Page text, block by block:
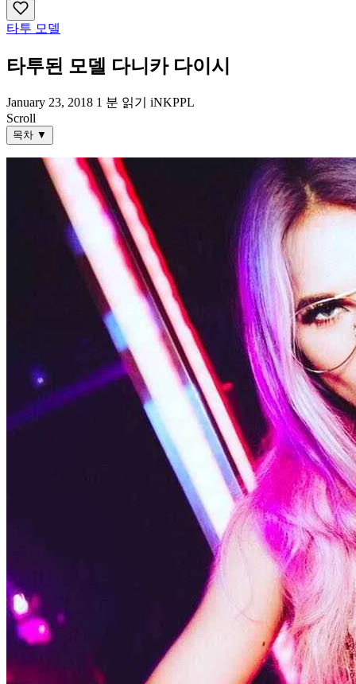
타투 모델
타투된 모델 다니카 다이시
January 23, 2018 1 분 읽기
iNKPPL
Scroll
목차 ▼